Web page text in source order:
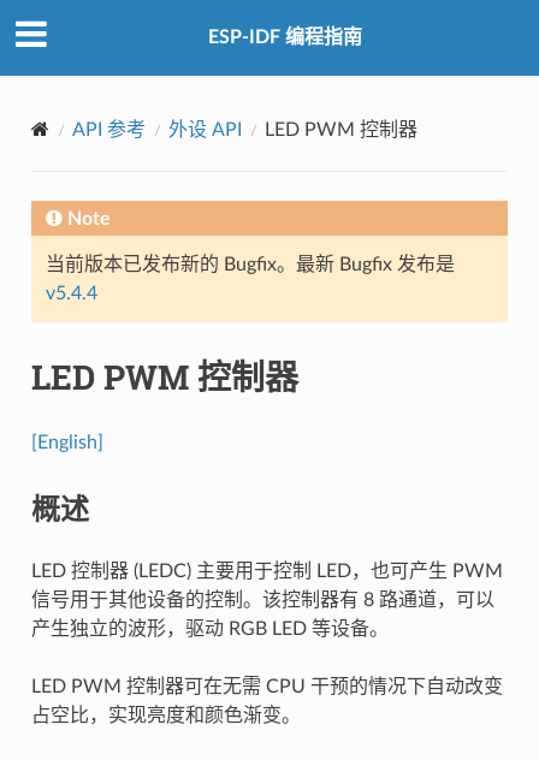
ESP-IDF 编程指南
API 参考 外设 API LED PWM 控制器
Note
当前版本已发布新的 Bugfix。最新 Bugfix 发布是
v5.4.4
LED PWM 控制器
[English]
概述
LED 控制器 (LEDC) 主要用于控制 LED，也可产生 PWM
信号用于其他设备的控制。该控制器有 8 路通道，可以
产生独立的波形，驱动 RGB LED 等设备。
LED PWM 控制器可在无需 CPU 干预的情况下自动改变
占空比，实现亮度和颜色渐变。